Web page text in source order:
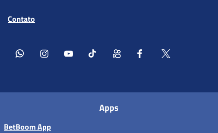
Contato
Apps
BetBoom App